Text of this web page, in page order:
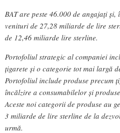
BAT are peste 46.000 de angajați
venituri de 27,28 miliarde de lire
de 12,46 miliarde lire sterline.
Portofoliul strategic al companiei
țigarete și o categorie tot mai largă
Portofoliul include produse precum
încălzire a consumabilelor și
Aceste noi categorii de produse au
3 miliarde de lire sterline de la
urmă.